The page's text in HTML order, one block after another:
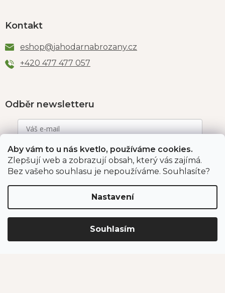
Aby vám to u nás kvetlo, používáme cookies.
Zlepšují web a zobrazují obsah, který vás zajímá.
Bez vašeho souhlasu je nepoužíváme. Souhlasíte?
Nastavení
Souhlasím
Kontakt
eshop@jahodarnabrozany.cz
+420 477 477 057
Odběr newsletteru
Vložením e-mailu souhlasíte s podmínkamiochrany
osobních údajů.
Podmínky ochrany údajů